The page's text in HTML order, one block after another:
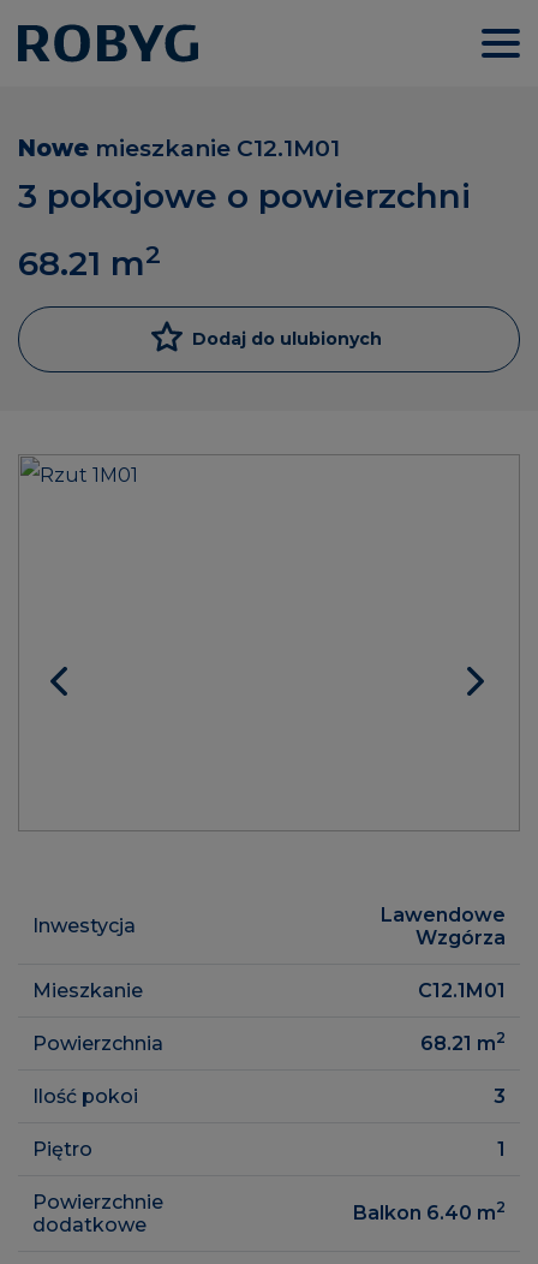
Nowe mieszkanie C12.1M01
3 pokojowe o powierzchni
68.21 m2
Dodaj do ulubionych
Inwestycja
Lawendowe
Wzgórza
Mieszkanie C12.1M01
Powierzchnia 68.21 m2
Ilość pokoi 3
Piętro 1
Powierzchnie
dodatkowe
Balkon 6.40 m2